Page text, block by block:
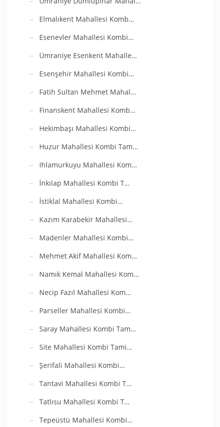
Elmalıkent Mahallesi Komb…
Esenevler Mahallesi Kombi…
Ümraniye Esenkent Mahalle…
Esenşehir Mahallesi Kombi…
Fatih Sultan Mehmet Mahal…
Finanskent Mahallesi Komb…
Hekimbaşı Mahallesi Kombi…
Huzur Mahallesi Kombi Tam…
Ihlamurkuyu Mahallesi Kom…
İnkılap Mahallesi Kombi T…
İstiklal Mahallesi Kombi…
Kazım Karabekir Mahallesi…
Madenler Mahallesi Kombi…
Mehmet Akif Mahallesi Kom…
Namık Kemal Mahallesi Kom…
Necip Fazıl Mahallesi Kom…
Parseller Mahallesi Kombi…
Saray Mahallesi Kombi Tam…
Site Mahallesi Kombi Tami…
Şerifali Mahallesi Kombi…
Tantavi Mahallesi Kombi T…
Tatlısu Mahallesi Kombi T…
Tepeüstü Mahallesi Kombi…